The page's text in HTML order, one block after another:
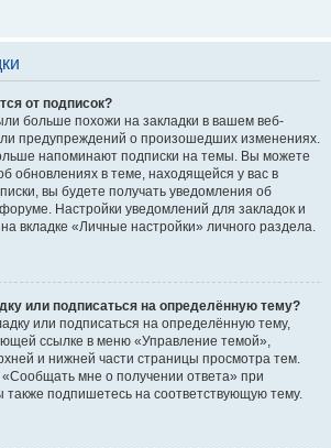
от подписок?
больше похожи на закладки в вашем веб-
предупреждений о произошедших изменениях.
напоминают подписки на темы. Вы можете
обновлениях в теме, находящейся у вас в
вы будете получать уведомления об
Настройки уведомлений для закладок и
вкладке «Личные настройки» личного раздела.
или подписаться на определённую тему?
или подписаться на определённую тему,
ссылке в меню «Управление темой»,
и нижней части страницы просмотра тем.
«Сообщать мне о получении ответа» при
также подпишетесь на соответствующую тему.